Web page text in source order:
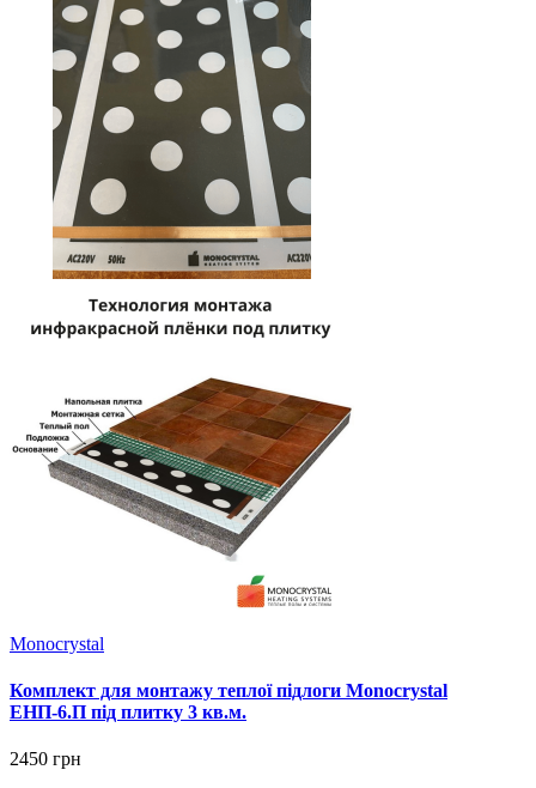
Monocrystal
Комплект для монтажу теплої підлоги Monocrystal
ЕНП-6.П під плитку 3 кв.м.
2450 грн